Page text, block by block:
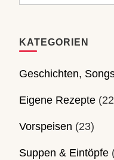
KATEGORIEN
Geschichten,
Eigene Rezepte
Vorspeisen (23)
Suppen & Eintöpfe